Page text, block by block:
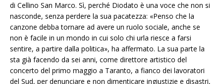
di Cellino San Marco. Sì, perché Diodato è una voce che non si
nasconde, senza perdere la sua pacatezza: «Penso che la
canzone debba tornare ad avere un ruolo sociale, anche se
non è facile in un mondo in cui solo chi urla riesce a farsi
sentire, a partire dalla politica», ha affermato. La sua parte la
sta già facendo da sei anni, come direttore artistico del
concerto del primo maggio a Taranto, a fianco dei lavoratori
del Sud, per denunciare e non dimenticare ingiustizie e disastri,